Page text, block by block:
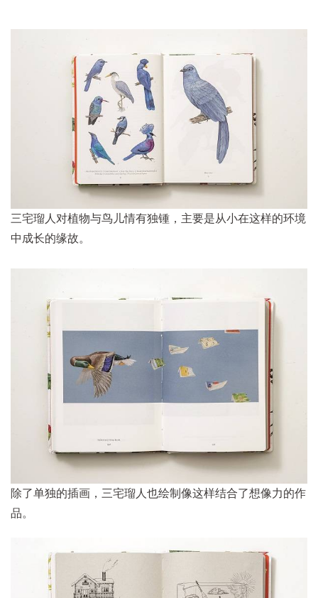
三宅瑠人对植物与鸟儿情有独锺，主要是从小在这样的环境
中成长的缘故。
除了单独的插画，三宅瑠人也绘制像这样结合了想像力的作
品。